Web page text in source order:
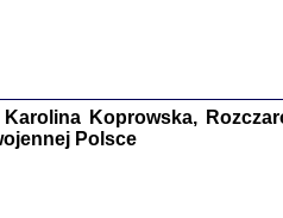
PISZĄCY TE SŁOWA JEST
'z Dziennika' i inne pisma z
Józef Zelkowicz, tłum. z jidysz, oprac. i
Koprowska,
Polsce